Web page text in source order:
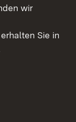
wir
Sie in